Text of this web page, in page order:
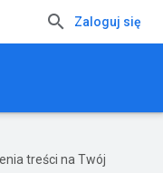
Zaloguj się
treści na Twój